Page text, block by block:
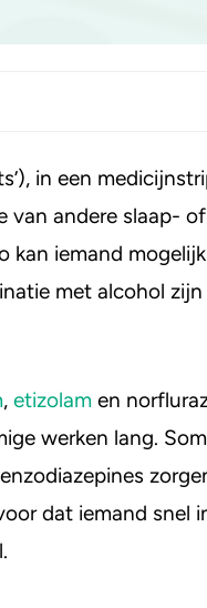
in een
van andere slaap- of
kan iemand mogelijk
met alcohol zijn
, etizolam en
werken lang.
dat iemand snel